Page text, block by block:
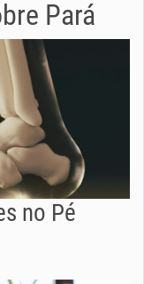
Pará
no Pé